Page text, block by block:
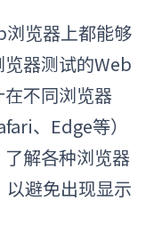
览器上都能够
器测试的Web
不同浏览器
、Edge等）
解各种浏览器
避免出现显示